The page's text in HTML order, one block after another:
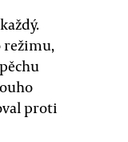
režimu,
proti